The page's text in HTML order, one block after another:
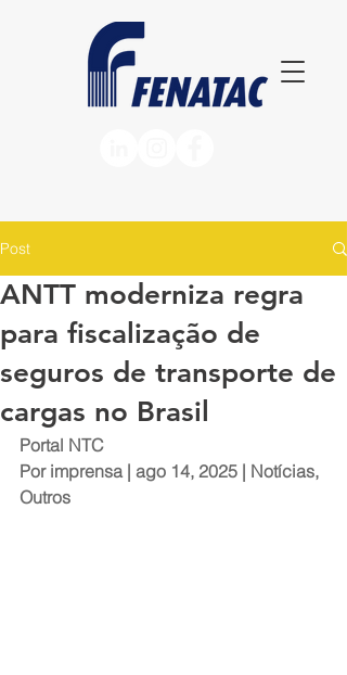
Post
ANTT moderniza regra
para fiscalização de
seguros de transporte de
cargas no Brasil
Portal NTC
Por imprensa | ago 14, 2025 | Notícias,
Outros